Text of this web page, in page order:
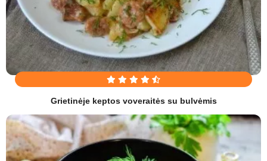
Grietinėje keptos voveraitės su bulvėmis